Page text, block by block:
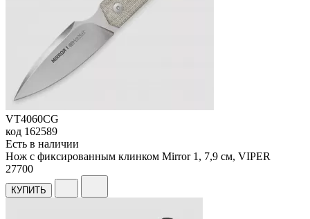
VT4060CG
код 162589
Есть в наличии
Нож с фиксированным клинком Mirror 1, 7,9 см, VIPER
27700
КУПИТЬ